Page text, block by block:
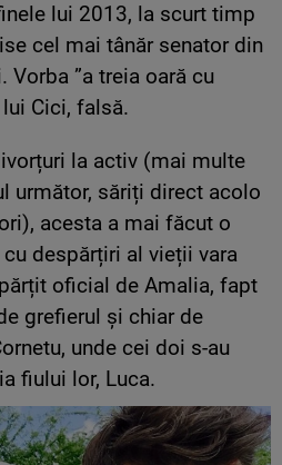
lui 2013, la scurt timp
cel mai tânăr senator din
Vorba ”a treia oară cu
Cici, falsă.
la activ (mai multe
următor, săriți direct acolo
acesta a mai făcut o
despărțiri al vieții vara
oficial de Amalia, fapt
grefierul și chiar de
unde cei doi s-au
fiului lor, Luca.